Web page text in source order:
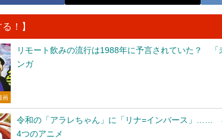
！】
画
リモート飲みの流行は1988年に予言されていた？ 「
ンガ
令和の「アラレちゃん」に「リナ=インバース」……
4つのアニメ